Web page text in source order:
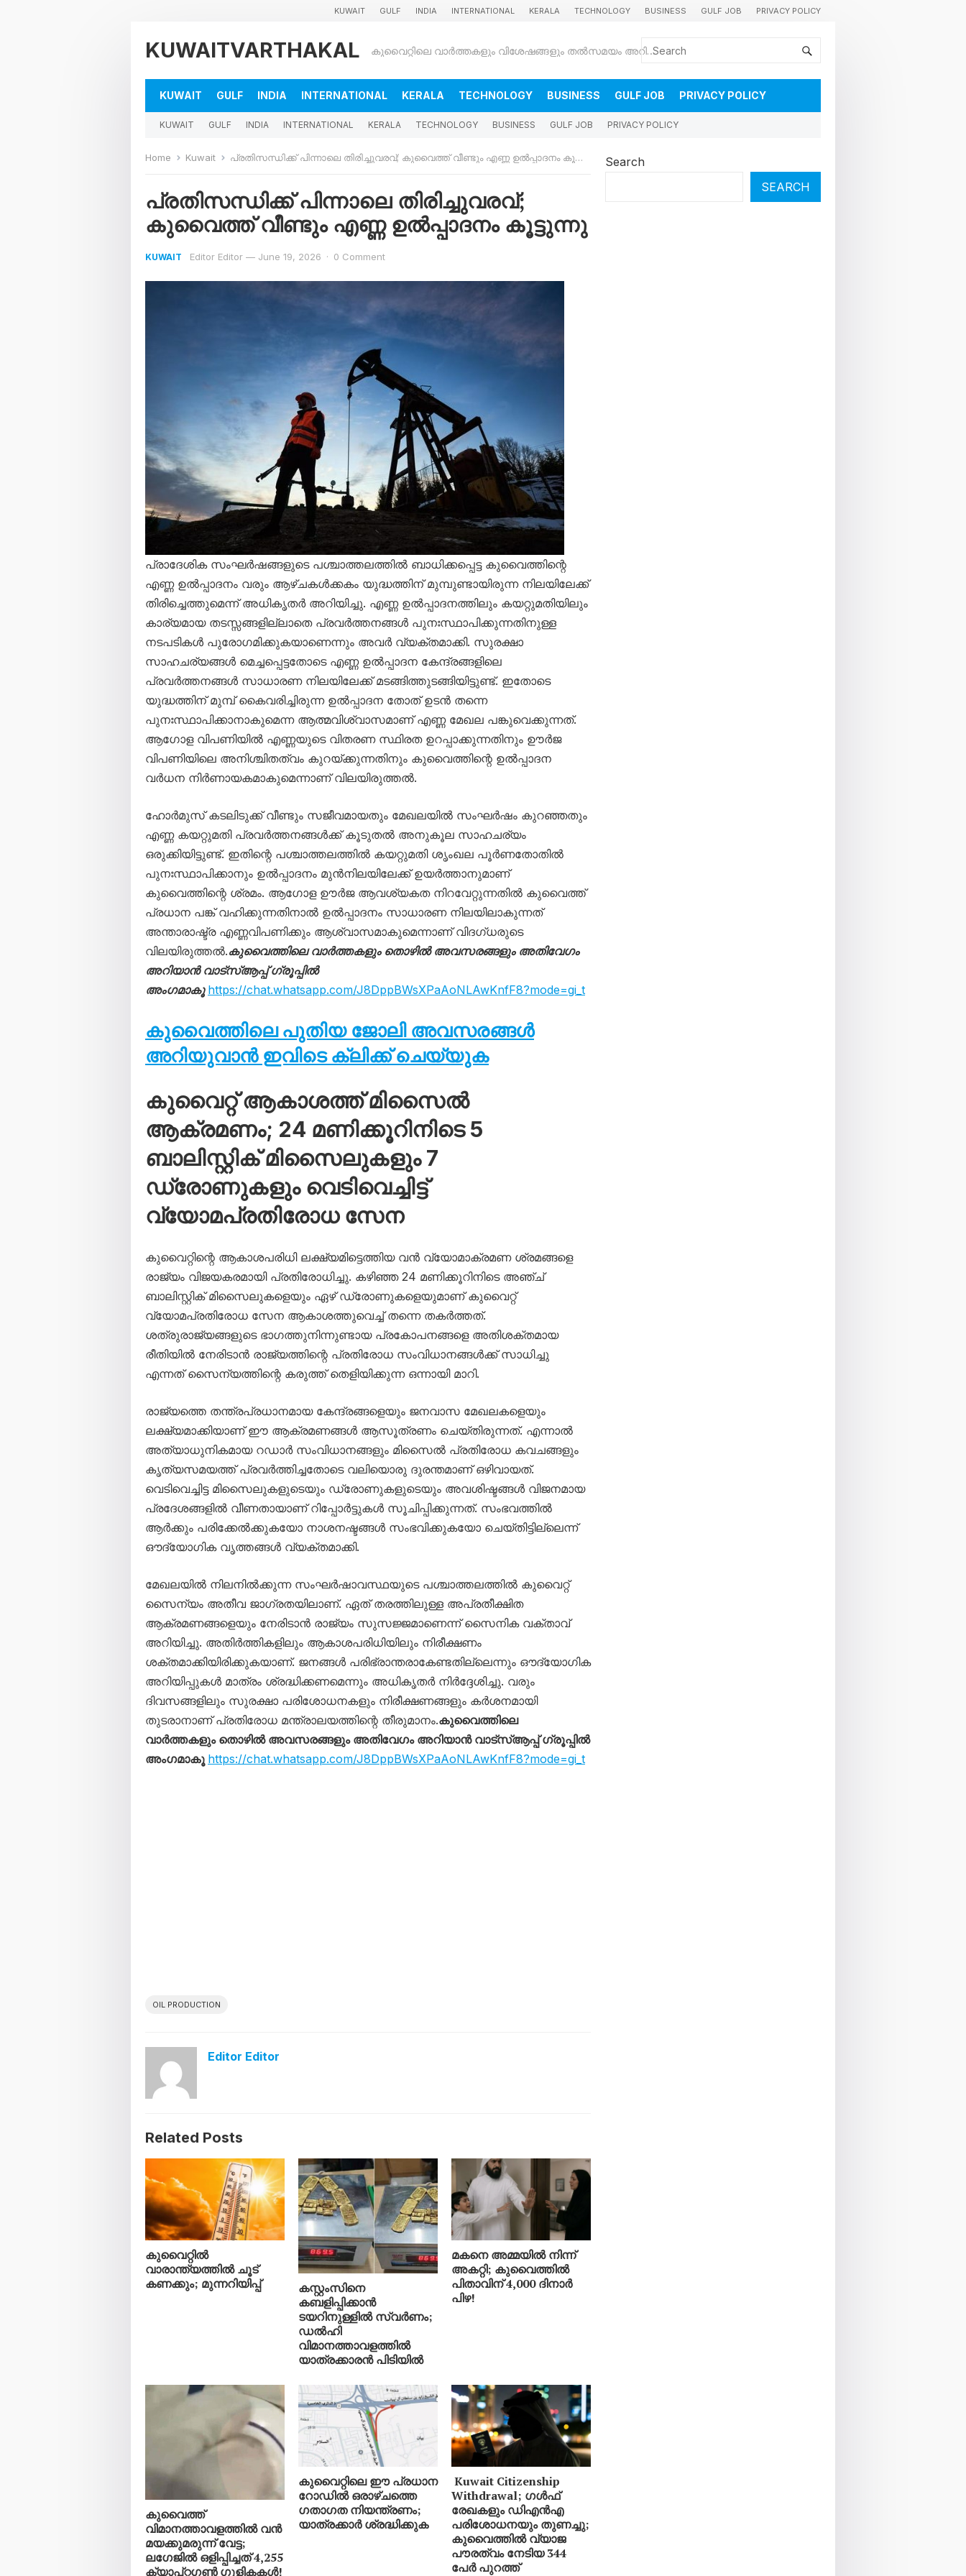
KUWAIT GULF INDIA INTERNATIONAL KERALA TECHNOLOGY BUSINESS GULF JOB PRIVACY POLICY
KUWAITVARTHAKAL കുവൈറ്റിലെ വാർത്തകളും വിശേഷങ്ങളും തൽസമയം അറിയാൻ
KUWAIT GULF INDIA INTERNATIONAL KERALA TECHNOLOGY BUSINESS GULF JOB PRIVACY POLICY
KUWAIT GULF INDIA INTERNATIONAL KERALA TECHNOLOGY BUSINESS GULF JOB PRIVACY POLICY
Home Kuwait പ്രതിസന്ധിക്ക് പിന്നാലെ തിരിച്ചുവരവ്; കുവൈത്ത് വീണ്ടും എണ്ണ ഉൽപ്പാദനം കൂട്ടുന്നു
പ്രതിസന്ധിക്ക് പിന്നാലെ തിരിച്ചുവരവ്;
കുവൈത്ത് വീണ്ടും എണ്ണ ഉൽപ്പാദനം കൂട്ടുന്നു
KUWAIT Editor Editor — June 19, 2026 · 0 Comment
പ്രാദേശിക സംഘർഷങ്ങളുടെ പശ്ചാത്തലത്തിൽ ബാധിക്കപ്പെട്ട കുവൈത്തിന്റെ
എണ്ണ ഉൽപ്പാദനം വരും ആഴ്ചകൾക്കകം യുദ്ധത്തിന് മുമ്പുണ്ടായിരുന്ന നിലയിലേക്ക്
തിരിച്ചെത്തുമെന്ന് അധികൃതർ അറിയിച്ചു. എണ്ണ ഉൽപ്പാദനത്തിലും കയറ്റുമതിയിലും
കാര്യമായ തടസ്സങ്ങളില്ലാതെ പ്രവർത്തനങ്ങൾ പുനഃസ്ഥാപിക്കുന്നതിനുള്ള
നടപടികൾ പുരോഗമിക്കുകയാണെന്നും അവർ വ്യക്തമാക്കി. സുരക്ഷാ
സാഹചര്യങ്ങൾ മെച്ചപ്പെട്ടതോടെ എണ്ണ ഉൽപ്പാദന കേന്ദ്രങ്ങളിലെ
പ്രവർത്തനങ്ങൾ സാധാരണ നിലയിലേക്ക് മടങ്ങിത്തുടങ്ങിയിട്ടുണ്ട്. ഇതോടെ
യുദ്ധത്തിന് മുമ്പ് കൈവരിച്ചിരുന്ന ഉൽപ്പാദന തോത് ഉടൻ തന്നെ
പുനഃസ്ഥാപിക്കാനാകുമെന്ന ആത്മവിശ്വാസമാണ് എണ്ണ മേഖല പങ്കുവെക്കുന്നത്.
ആഗോള വിപണിയിൽ എണ്ണയുടെ വിതരണ സ്ഥിരത ഉറപ്പാക്കുന്നതിനും ഊർജ
വിപണിയിലെ അനിശ്ചിതത്വം കുറയ്ക്കുന്നതിനും കുവൈത്തിന്റെ ഉൽപ്പാദന
വർധന നിർണായകമാകുമെന്നാണ് വിലയിരുത്തൽ.
ഹോർമുസ് കടലിടുക്ക് വീണ്ടും സജീവമായതും മേഖലയിൽ സംഘർഷം കുറഞ്ഞതും
എണ്ണ കയറ്റുമതി പ്രവർത്തനങ്ങൾക്ക് കൂടുതൽ അനുകൂല സാഹചര്യം
ഒരുക്കിയിട്ടുണ്ട്. ഇതിന്റെ പശ്ചാത്തലത്തിൽ കയറ്റുമതി ശൃംഖല പൂർണതോതിൽ
പുനഃസ്ഥാപിക്കാനും ഉൽപ്പാദനം മുൻനിലയിലേക്ക് ഉയർത്താനുമാണ്
കുവൈത്തിന്റെ ശ്രമം. ആഗോള ഊർജ ആവശ്യകത നിറവേറ്റുന്നതിൽ കുവൈത്ത്
പ്രധാന പങ്ക് വഹിക്കുന്നതിനാൽ ഉൽപ്പാദനം സാധാരണ നിലയിലാകുന്നത്
അന്താരാഷ്ട്ര എണ്ണവിപണിക്കും ആശ്വാസമാകുമെന്നാണ് വിദഗ്ധരുടെ
വിലയിരുത്തൽ.കുവൈത്തിലെ വാർത്തകളും തൊഴിൽ അവസരങ്ങളും അതിവേഗം
അറിയാൻ വാട്സ്ആപ്പ് ഗ്രൂപ്പിൽ
അംഗമാകൂ https://chat.whatsapp.com/J8DppBWsXPaAoNLAwKnfF8?mode=gi_t
കുവൈത്തിലെ പുതിയ ജോലി അവസരങ്ങൾ
അറിയുവാൻ ഇവിടെ ക്ലിക്ക് ചെയ്യുക
കുവൈറ്റ് ആകാശത്ത് മിസൈൽ
ആക്രമണം; 24 മണിക്കൂറിനിടെ 5
ബാലിസ്റ്റിക് മിസൈലുകളും 7
ഡ്രോണുകളും വെടിവെച്ചിട്ട്
വ്യോമപ്രതിരോധ സേന
കുവൈറ്റിന്റെ ആകാശപരിധി ലക്ഷ്യമിട്ടെത്തിയ വൻ വ്യോമാക്രമണ ശ്രമങ്ങളെ
രാജ്യം വിജയകരമായി പ്രതിരോധിച്ചു. കഴിഞ്ഞ 24 മണിക്കൂറിനിടെ അഞ്ച്
ബാലിസ്റ്റിക് മിസൈലുകളെയും ഏഴ് ഡ്രോണുകളെയുമാണ് കുവൈറ്റ്
വ്യോമപ്രതിരോധ സേന ആകാശത്തുവെച്ച് തന്നെ തകർത്തത്.
ശത്രുരാജ്യങ്ങളുടെ ഭാഗത്തുനിന്നുണ്ടായ പ്രകോപനങ്ങളെ അതിശക്തമായ
രീതിയിൽ നേരിടാൻ രാജ്യത്തിന്റെ പ്രതിരോധ സംവിധാനങ്ങൾക്ക് സാധിച്ചു
എന്നത് സൈന്യത്തിന്റെ കരുത്ത് തെളിയിക്കുന്ന ഒന്നായി മാറി.
രാജ്യത്തെ തന്ത്രപ്രധാനമായ കേന്ദ്രങ്ങളെയും ജനവാസ മേഖലകളെയും
ലക്ഷ്യമാക്കിയാണ് ഈ ആക്രമണങ്ങൾ ആസൂത്രണം ചെയ്തിരുന്നത്. എന്നാൽ
അത്യാധുനികമായ റഡാർ സംവിധാനങ്ങളും മിസൈൽ പ്രതിരോധ കവചങ്ങളും
കൃത്യസമയത്ത് പ്രവർത്തിച്ചതോടെ വലിയൊരു ദുരന്തമാണ് ഒഴിവായത്.
വെടിവെച്ചിട്ട മിസൈലുകളുടെയും ഡ്രോണുകളുടെയും അവശിഷ്ടങ്ങൾ വിജനമായ
പ്രദേശങ്ങളിൽ വീണതായാണ് റിപ്പോർട്ടുകൾ സൂചിപ്പിക്കുന്നത്. സംഭവത്തിൽ
ആർക്കും പരിക്കേൽക്കുകയോ നാശനഷ്ടങ്ങൾ സംഭവിക്കുകയോ ചെയ്തിട്ടില്ലെന്ന്
ഔദ്യോഗിക വൃത്തങ്ങൾ വ്യക്തമാക്കി.
മേഖലയിൽ നിലനിൽക്കുന്ന സംഘർഷാവസ്ഥയുടെ പശ്ചാത്തലത്തിൽ കുവൈറ്റ്
സൈന്യം അതീവ ജാഗ്രതയിലാണ്. ഏത് തരത്തിലുള്ള അപ്രതീക്ഷിത
ആക്രമണങ്ങളെയും നേരിടാൻ രാജ്യം സുസജ്ജമാണെന്ന് സൈനിക വക്താവ്
അറിയിച്ചു. അതിർത്തികളിലും ആകാശപരിധിയിലും നിരീക്ഷണം
ശക്തമാക്കിയിരിക്കുകയാണ്. ജനങ്ങൾ പരിഭ്രാന്തരാകേണ്ടതില്ലെന്നും ഔദ്യോഗിക
അറിയിപ്പുകൾ മാത്രം ശ്രദ്ധിക്കണമെന്നും അധികൃതർ നിർദ്ദേശിച്ചു. വരും
ദിവസങ്ങളിലും സുരക്ഷാ പരിശോധനകളും നിരീക്ഷണങ്ങളും കർശനമായി
തുടരാനാണ് പ്രതിരോധ മന്ത്രാലയത്തിന്റെ തീരുമാനം.കുവൈത്തിലെ
വാർത്തകളും തൊഴിൽ അവസരങ്ങളും അതിവേഗം അറിയാൻ വാട്സ്ആപ്പ് ഗ്രൂപ്പിൽ
അംഗമാകൂ https://chat.whatsapp.com/J8DppBWsXPaAoNLAwKnfF8?mode=gi_t
OIL PRODUCTION
Editor Editor
Related Posts
കുവൈറ്റിൽ
വാരാന്ത്യത്തിൽ ചൂട്
കണക്കും; മുന്നറിയിപ്പ്
കസ്റ്റംസിനെ
കബളിപ്പിക്കാൻ
ടയറിനുള്ളിൽ സ്വർണം;
ഡൽഹി
വിമാനത്താവളത്തിൽ
യാത്രക്കാരൻ പിടിയിൽ
മകനെ അമ്മയിൽ നിന്ന്
അകറ്റി; കുവൈത്തിൽ
പിതാവിന് 4,000 ദിനാർ
പിഴ!
കുവൈത്ത്
വിമാനത്താവളത്തിൽ വൻ
മയക്കുമരുന്ന് വേട്ട;
ലഗേജിൽ ഒളിപ്പിച്ചത് 4,255
ക്യാപ്റ്റഗൺ ഗുളികകൾ!
കുവൈറ്റിലെ ഈ പ്രധാന
റോഡിൽ ഒരാഴ്ചത്തെ
ഗതാഗത നിയന്ത്രണം;
യാത്രക്കാർ ശ്രദ്ധിക്കുക
Kuwait Citizenship
Withdrawal; ഗൾഫ്
രേഖകളും ഡിഎൻഎ
പരിശോധനയും തുണച്ചു;
കുവൈത്തിൽ വ്യാജ
പൗരത്വം നേടിയ 344
പേർ പുറത്ത്
Search
SEARCH